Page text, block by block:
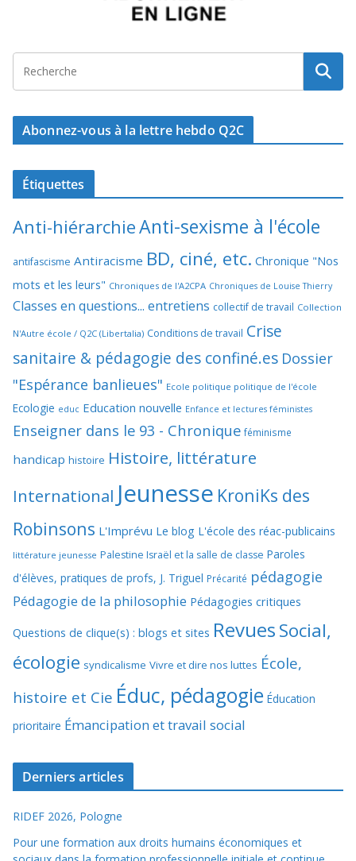
Abonnez-vous à la lettre hebdo Q2C
Étiquettes
Anti-hiérarchieAnti-sexisme à l'école
antifascisme Antiracisme BD, ciné, etc. Chronique "Nos
mots et les leurs" Chroniques de l'A2CPA Chroniques de Louise Thierry
Classes en questions... entretiens collectif de travail Collection
N'Autre école / Q2C (Libertalia) Conditions de travail Crise
sanitaire & pédagogie des confiné.es Dossier
"Espérance banlieues" Ecole politique politique de l'école
Ecologie educ Education nouvelle Enfance et lectures féministes
Enseigner dans le 93 - Chronique féminisme
handicap histoire Histoire, littérature
International Jeunesse KroniKs des
Robinsons L'Imprévu Le blog L'école des réac-publicains
littérature jeunesse Palestine Israël et la salle de classe Paroles
d'élèves, pratiques de profs, J. Triguel Précarité pédagogie
Pédagogie de la philosophie Pédagogies critiques
Questions de clique(s) : blogs et sites RevuesSocial,
écologie syndicalisme Vivre et dire nos luttes École,
histoire et Cie Éduc, pédagogie Éducation
prioritaire Émancipation et travail social
Derniers articles
RIDEF 2026, Pologne
Pour une formation aux droits humains économiques et